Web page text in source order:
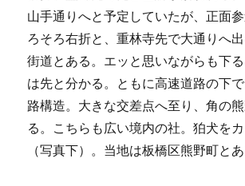
山手通りへと予定していたが、正面
ろそろ右折と、重林寺先で大通りへ
街道とある。エッと思いながらも下
は先と分かる。ともに高速道路の下
路構造。大きな交差点へ至り、角の
る。こちらも広い境内の社。狛犬を
（写真下）。当地は板橋区熊野町とあ